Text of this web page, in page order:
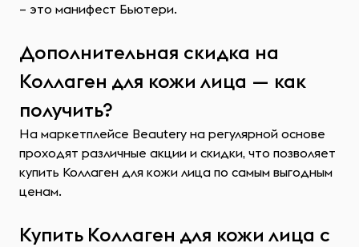
– это манифест Бьютери.
Дополнительная скидка на
Коллаген для кожи лица — как
получить?
На маркетплейсе Beautery на регулярной основе
проходят различные акции и скидки, что позволяет
купить Коллаген для кожи лица по самым выгодным
ценам.
Купить Коллаген для кожи лица с